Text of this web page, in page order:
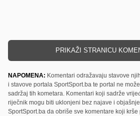
PRIKAŽI STRANICU
NAPOMENA: Komentari odražavaju stavove
i stavove portala SportSport.ba te portal ne
sadržaj tih kometara. Komentari koji sadrže
riječnik mogu biti uklonjeni bez najave i
SportSport.ba da obriše sve komentare koji